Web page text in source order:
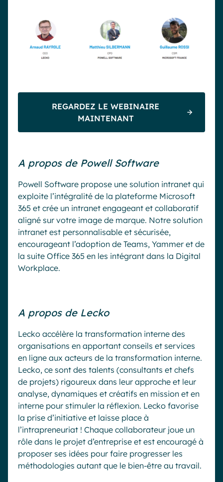
REGARDEZ LE WEBINAIRE
MAINTENANT
A propos de Powell Software
Powell Software propose une solution intranet qui
exploite l’intégralité de la plateforme Microsoft
365 et crée un intranet engageant et collaboratif
aligné sur votre image de marque. Notre solution
intranet est personnalisable et sécurisée,
encourageant l’adoption de Teams, Yammer et de
la suite Office 365 en les intégrant dans la Digital
Workplace.
A propos de Lecko
Lecko accélère la transformation interne des
organisations en apportant conseils et services
en ligne aux acteurs de la transformation interne.
Lecko, ce sont des talents (consultants et chefs
de projets) rigoureux dans leur approche et leur
analyse, dynamiques et créatifs en mission et en
interne pour stimuler la réflexion. Lecko favorise
la prise d’initiative et laisse place à
l’intrapreneuriat ! Chaque collaborateur joue un
rôle dans le projet d’entreprise et est encouragé à
proposer ses idées pour faire progresser les
méthodologies autant que le bien-être au travail.